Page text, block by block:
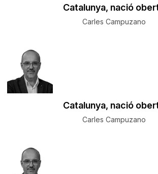
Catalunya, nació
Carles Campuzano
Catalunya, nació
Carles Campuzano